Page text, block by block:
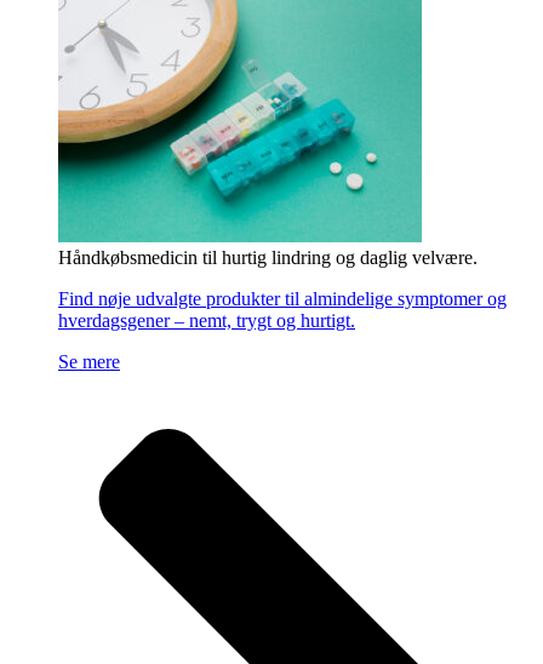
Håndkøbsmedicin til hurtig lindring og daglig velvære.
Find nøje udvalgte produkter til almindelige symptomer og
hverdagsgener – nemt, trygt og hurtigt.
Se mere